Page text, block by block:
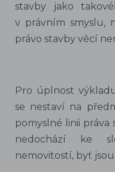
stavby jako
v právním smyslu,
právo stavby věcí
Pro úplnost
se nestaví na
pomyslné linii práva
nedochází ke
nemovitostí, byť